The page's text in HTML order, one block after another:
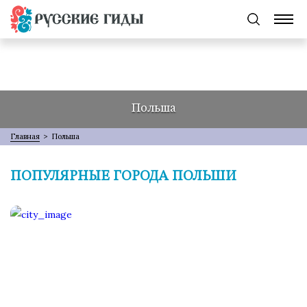
Польша
Главная > Польша
ПОПУЛЯРНЫЕ ГОРОДА ПОЛЬШИ